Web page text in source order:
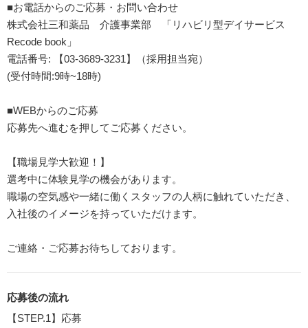
■お電話からのご応募・お問い合わせ
株式会社三和薬品 介護事業部 「リハビリ型デイサービス
Recode book」
電話番号: 【03-3689-3231】（採用担当宛）
(受付時間:9時~18時)
■WEBからのご応募
応募先へ進むを押してご応募ください。
【職場見学大歓迎！】
選考中に体験見学の機会があります。
職場の空気感や一緒に働くスタッフの人柄に触れていただき、
入社後のイメージを持っていただけます。
ご連絡・ご応募お待ちしております。
応募後の流れ
【STEP.1】応募